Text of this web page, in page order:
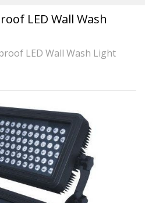
LED Wall Wash
LED Wall Wash Light